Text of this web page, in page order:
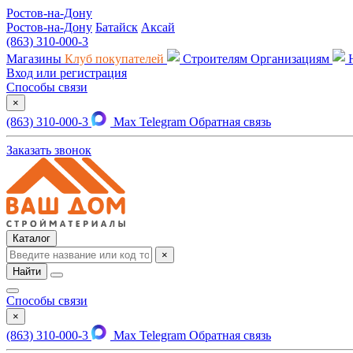
Ростов-на-Дону
Ростов-на-Дону Батайск Аксай
(863) 310-000-3
Магазины Клуб покупателей Строителям Организациям
Вход или регистрация
Способы связи
×
(863) 310-000-3 Max Telegram Обратная связь
Заказать звонок
Каталог
×
Найти
Способы связи
×
(863) 310-000-3 Max Telegram Обратная связь